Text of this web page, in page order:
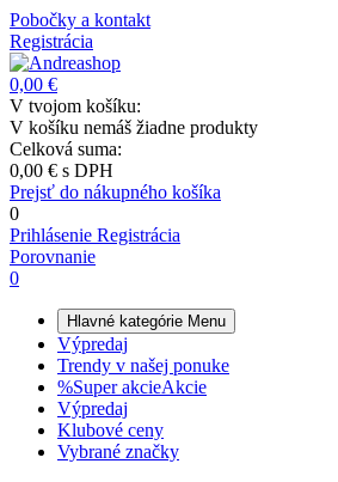
Pobočky a kontakt
Registrácia
0,00 €
V tvojom košíku:
V košíku nemáš žiadne produkty
Celková suma:
0,00 € s DPH
Prejsť do nákupného košíka
0
Prihlásenie Registrácia
Porovnanie
0
Hlavné kategórie Menu
Výpredaj
Trendy v našej ponuke
%Super akcieAkcie
Výpredaj
Klubové ceny
Vybrané značky